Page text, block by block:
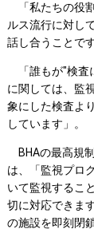
「私たちの役
ルス流行に対し
話し合うことです
「誰もが"検査
に関しては、監
象にした検査よ
しています」。
BHAの最高規
は、「監視プロ
いて監視するこ
切に対応できま
の施設を即刻閉